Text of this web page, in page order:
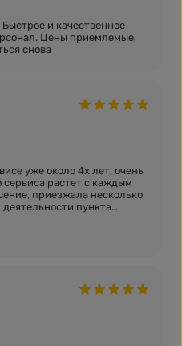
и качественное
Цены приемлемые,
снова
уже около 4х лет, очень
сервиса растет с каждым
приезжала несколько
пункта
и на что обратить
низкие. Но больше всего
замена масла и фильтров
делают при мне.
просто молодцы! P.S.
сложно уезжать от вас